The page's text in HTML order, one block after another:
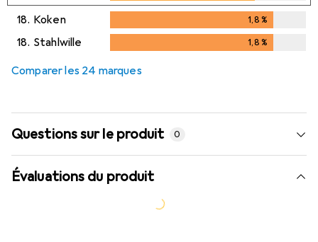
18. Koken 1,8%
18. Stahlwille 1,8%
Comparer les 24 marques
Questions sur le produit 0
Évaluations du produit